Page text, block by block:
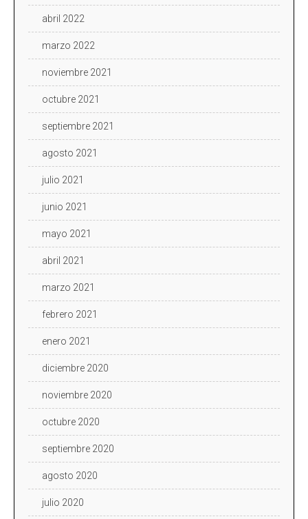
abril 2022
marzo 2022
noviembre 2021
octubre 2021
septiembre 2021
agosto 2021
julio 2021
junio 2021
mayo 2021
abril 2021
marzo 2021
febrero 2021
enero 2021
diciembre 2020
noviembre 2020
octubre 2020
septiembre 2020
agosto 2020
julio 2020